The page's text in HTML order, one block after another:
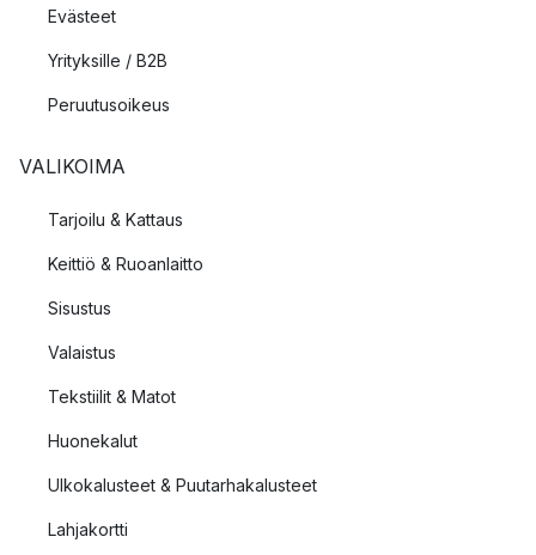
Evästeet
Yrityksille / B2B
Peruutusoikeus
VALIKOIMA
Tarjoilu & Kattaus
Keittiö & Ruoanlaitto
Sisustus
Valaistus
Tekstiilit & Matot
Huonekalut
Ulkokalusteet & Puutarhakalusteet
Lahjakortti